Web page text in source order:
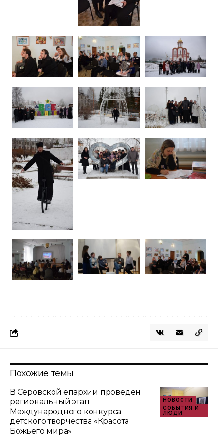
Похожие темы
НОВОСТИ
СОБЫТИЯ И
ЛЮДИ
В Серовской епархии проведен
региональный этап
Международного конкурса
детского творчества «Красота
Божьего мира»